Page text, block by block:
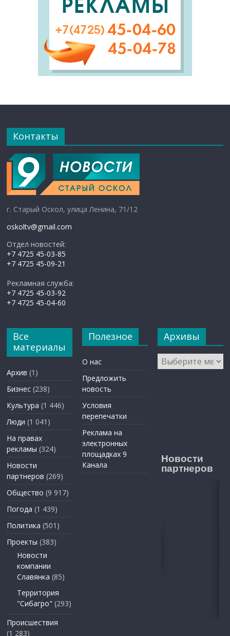
Контакты
г. Старый Оскол, улица Ленина, 71/12
oskoltv@gmail.com
Отдел новостей:
+7 4725 45-03-85
+7 4725 45-09-21
Рекламная служба:
+7 4725 45-03-92
+7 4725 45-04-60
Все
материалы
Архив (1)
Бизнес (238)
Культура (1 446)
Люди (1 041)
На правах
рекламы (324)
Новости
партнеров (269)
Общество (9 917)
Погода (1 439)
Политика (501)
Проекты (383)
Новости
компании
Славянка (85)
Территория
"Сибагро" (293)
Происшествия
(1 283)
Полезное
О нас
Предложить
новость
Условия
перепечатки
Реклама на
электронных
площадках 9
Канала
Архивы
Архивы
Новости
партнеров